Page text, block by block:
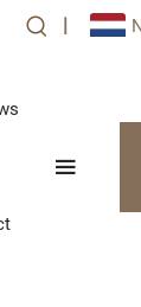
|